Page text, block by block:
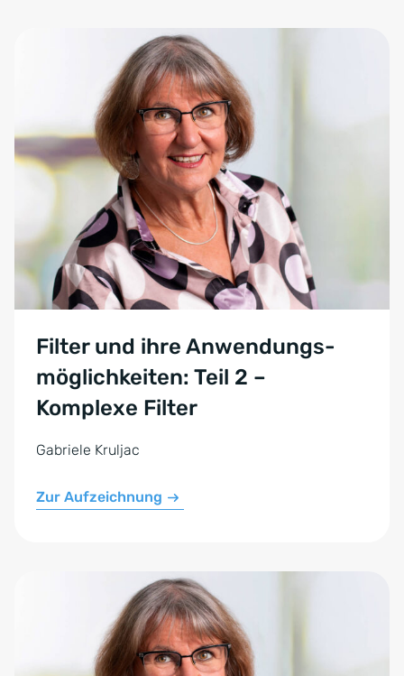
Filter und ihre Anwendungs­
möglichkeiten: Teil 2 –
Komplexe Filter
Gabriele Kruljac
Zur Aufzeichnung